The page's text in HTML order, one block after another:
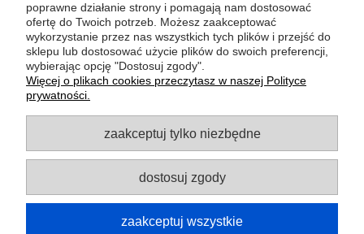
MOJE KONTO
GWARANCJA I ZWROTY
O FIRMIE
Potrzebujesz pomocy? Zapraszamy do
kontaktu!
+48 795 051 585
poprawne działanie strony i pomagają nam dostosować
ofertę do Twoich potrzeb. Możesz zaakceptować
wykorzystanie przez nas wszystkich tych plików i przejść do
sklepu lub dostosować użycie plików do swoich preferencji,
wybierając opcję "Dostosuj zgody".
Więcej o plikach cookies przeczytasz w naszej Polityce
prywatności.
zaakceptuj tylko niezbędne
dostosuj zgody
zaakceptuj wszystkie